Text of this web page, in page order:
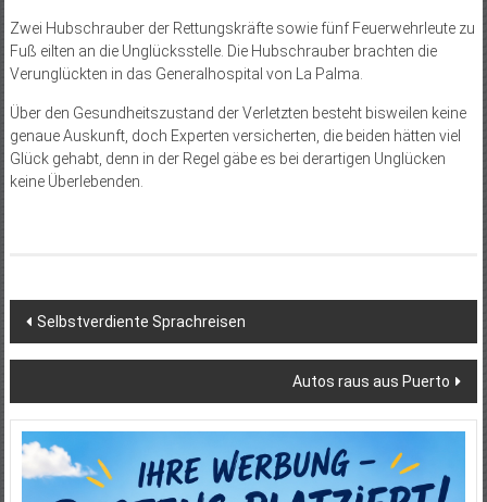
Zwei Hubschrauber der Rettungskräfte sowie fünf Feuerwehrleute zu
Fuß eilten an die Unglücksstelle. Die Hubschrauber brachten die
Verunglückten in das Generalhospital von La Palma.
Über den Gesundheitszustand der Verletzten besteht bisweilen keine
genaue Auskunft, doch Experten versicherten, die beiden hätten viel
Glück gehabt, denn in der Regel gäbe es bei derartigen Unglücken
keine Überlebenden.
Beitragsnavigation
Selbstverdiente Sprachreisen
Autos raus aus Puerto